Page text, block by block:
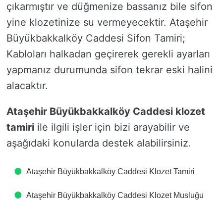
çıkarmıştır ve düğmenize bassanız bile sifon
yine klozetinize su vermeyecektir. Ataşehir
Büyükbakkalköy Caddesi Sifon Tamiri;
Kabloları halkadan geçirerek gerekli ayarları
yapmanız durumunda sifon tekrar eski halini
alacaktır.
Ataşehir Büyükbakkalköy Caddesi klozet
tamiri ile ilgili işler için bizi arayabilir ve
aşağıdaki konularda destek alabilirsiniz.
Ataşehir Büyükbakkalköy Caddesi Klozet Tamiri
Ataşehir Büyükbakkalköy Caddesi Klozet Musluğu